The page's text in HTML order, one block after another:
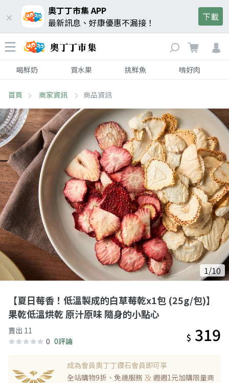
奧丁丁市集 APP
最新訊息、好康優惠不漏接！
下載
喝鮮奶 買水果 挑鮮魚 啃好肉
首頁 商家資訊 商品資訊
1/10
【夏日莓香！低溫製成的白草莓乾x1包 (25g/包)】
果乾低溫烘乾 原汁原味 隨身的小點心
賣出 11
0 0評論 $ 319
成為會員奧丁丁鑽石會員即可享
全站購物9折、免運服務 及 週週1元加購限量商